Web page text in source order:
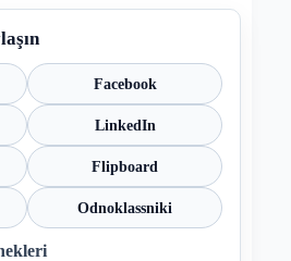
Facebook
LinkedIn
Flipboard
Odnoklassniki